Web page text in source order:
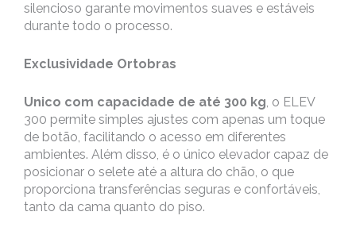
silencioso garante movimentos suaves e estáveis
durante todo o processo.
Exclusividade Ortobras
Unico com capacidade de até 300 kg , o ELEV
300 permite simples ajustes com apenas um toque
de botão, facilitando o acesso em diferentes
ambientes. Além disso, é o único elevador capaz de
posicionar o selete até a altura do chão, o que
proporciona transferências seguras e confortáveis,
tanto da cama quanto do piso.